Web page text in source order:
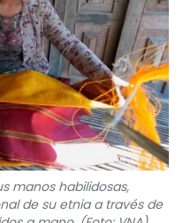
manos habilidosas,
de su etnia a través de